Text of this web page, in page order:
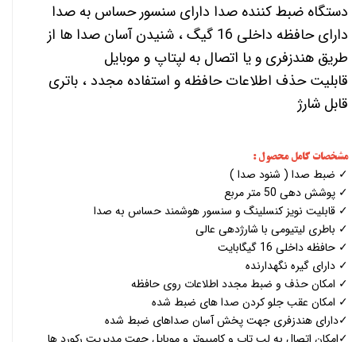
دستگاه ضبط کننده صدا دارای سنسور حساس به صدا
دارای حافظه داخلی 16 گیگ ، شنیدن آسان صدا ها از
طریق هندزفری و یا اتصال به لپتاپ و موبایل
قابلیت حذف اطلاعات حافظه و استفاده مجدد ، باتری
قابل شارژ
مشخصات کامل محصول :
✓ ضبط صدا ( شنود صدا )
✓ پوشش دهی 50 متر مربع
✓ قابلیت نویز کنسلینگ و سنسور هوشمند حساس به صدا
✓ باطری لیتیومی با شارژدهی عالی
✓ حافظه داخلی 16 گیگابایت
✓ دارای گیره نگهدارنده
✓ امکان حذف و ضبط مجدد اطلاعات روی حافظه
✓ امکان عقب جلو کردن صدا های ضبط شده
✓دارای هندزفری جهت پخش آسان صداهای ضبط شده